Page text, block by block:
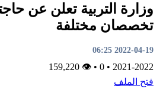
وزارة التربية تعلن عن
تخصصان مختلفة
2022-04-19 06:25
2021-2022
•
0
•
👁 159,220
فتح الملف